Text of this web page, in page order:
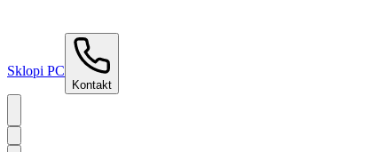
Sklopi PC
Kontakt